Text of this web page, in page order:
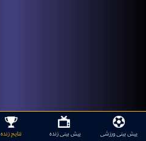
پیش بینی ورزشی پیش بینی زنده نتایج زنده